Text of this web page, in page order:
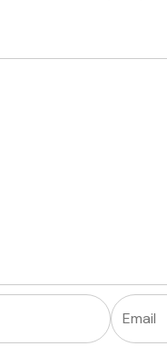
Email